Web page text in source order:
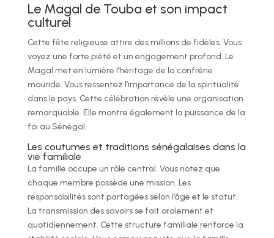
Le Magal de Touba et son impact
culturel
Cette fête religieuse attire des millions de fidèles. Vous
voyez une forte piété et un engagement profond. Le
Magal met en lumière l’héritage de la confrérie
mouride. Vous ressentez l’importance de la spiritualité
dans le pays. Cette célébration révèle une organisation
remarquable. Elle montre également la puissance de la
foi au Sénégal.
Les coutumes et traditions sénégalaises dans la
vie familiale
La famille occupe un rôle central. Vous notez que
chaque membre possède une mission. Les
responsabilités sont partagées selon l’âge et le statut.
La transmission des savoirs se fait oralement et
quotidiennement. Cette structure familiale renforce la